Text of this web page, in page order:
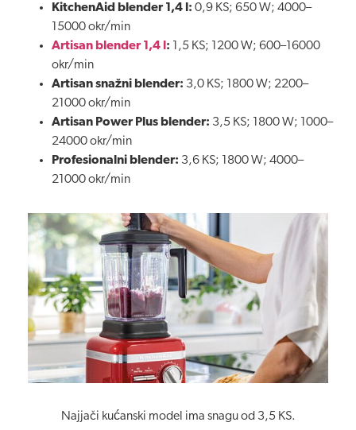
KitchenAid blender 1,4 l: 0,9 KS; 650 W; 4000–
15000 okr/min
Artisan blender 1,4 l: 1,5 KS; 1200 W; 600–16000
okr/min
Artisan snažni blender: 3,0 KS; 1800 W; 2200–
21000 okr/min
Artisan Power Plus blender: 3,5 KS; 1800 W; 1000–
24000 okr/min
Profesionalni blender: 3,6 KS; 1800 W; 4000–
21000 okr/min
Najjači kućanski model ima snagu od 3,5 KS.